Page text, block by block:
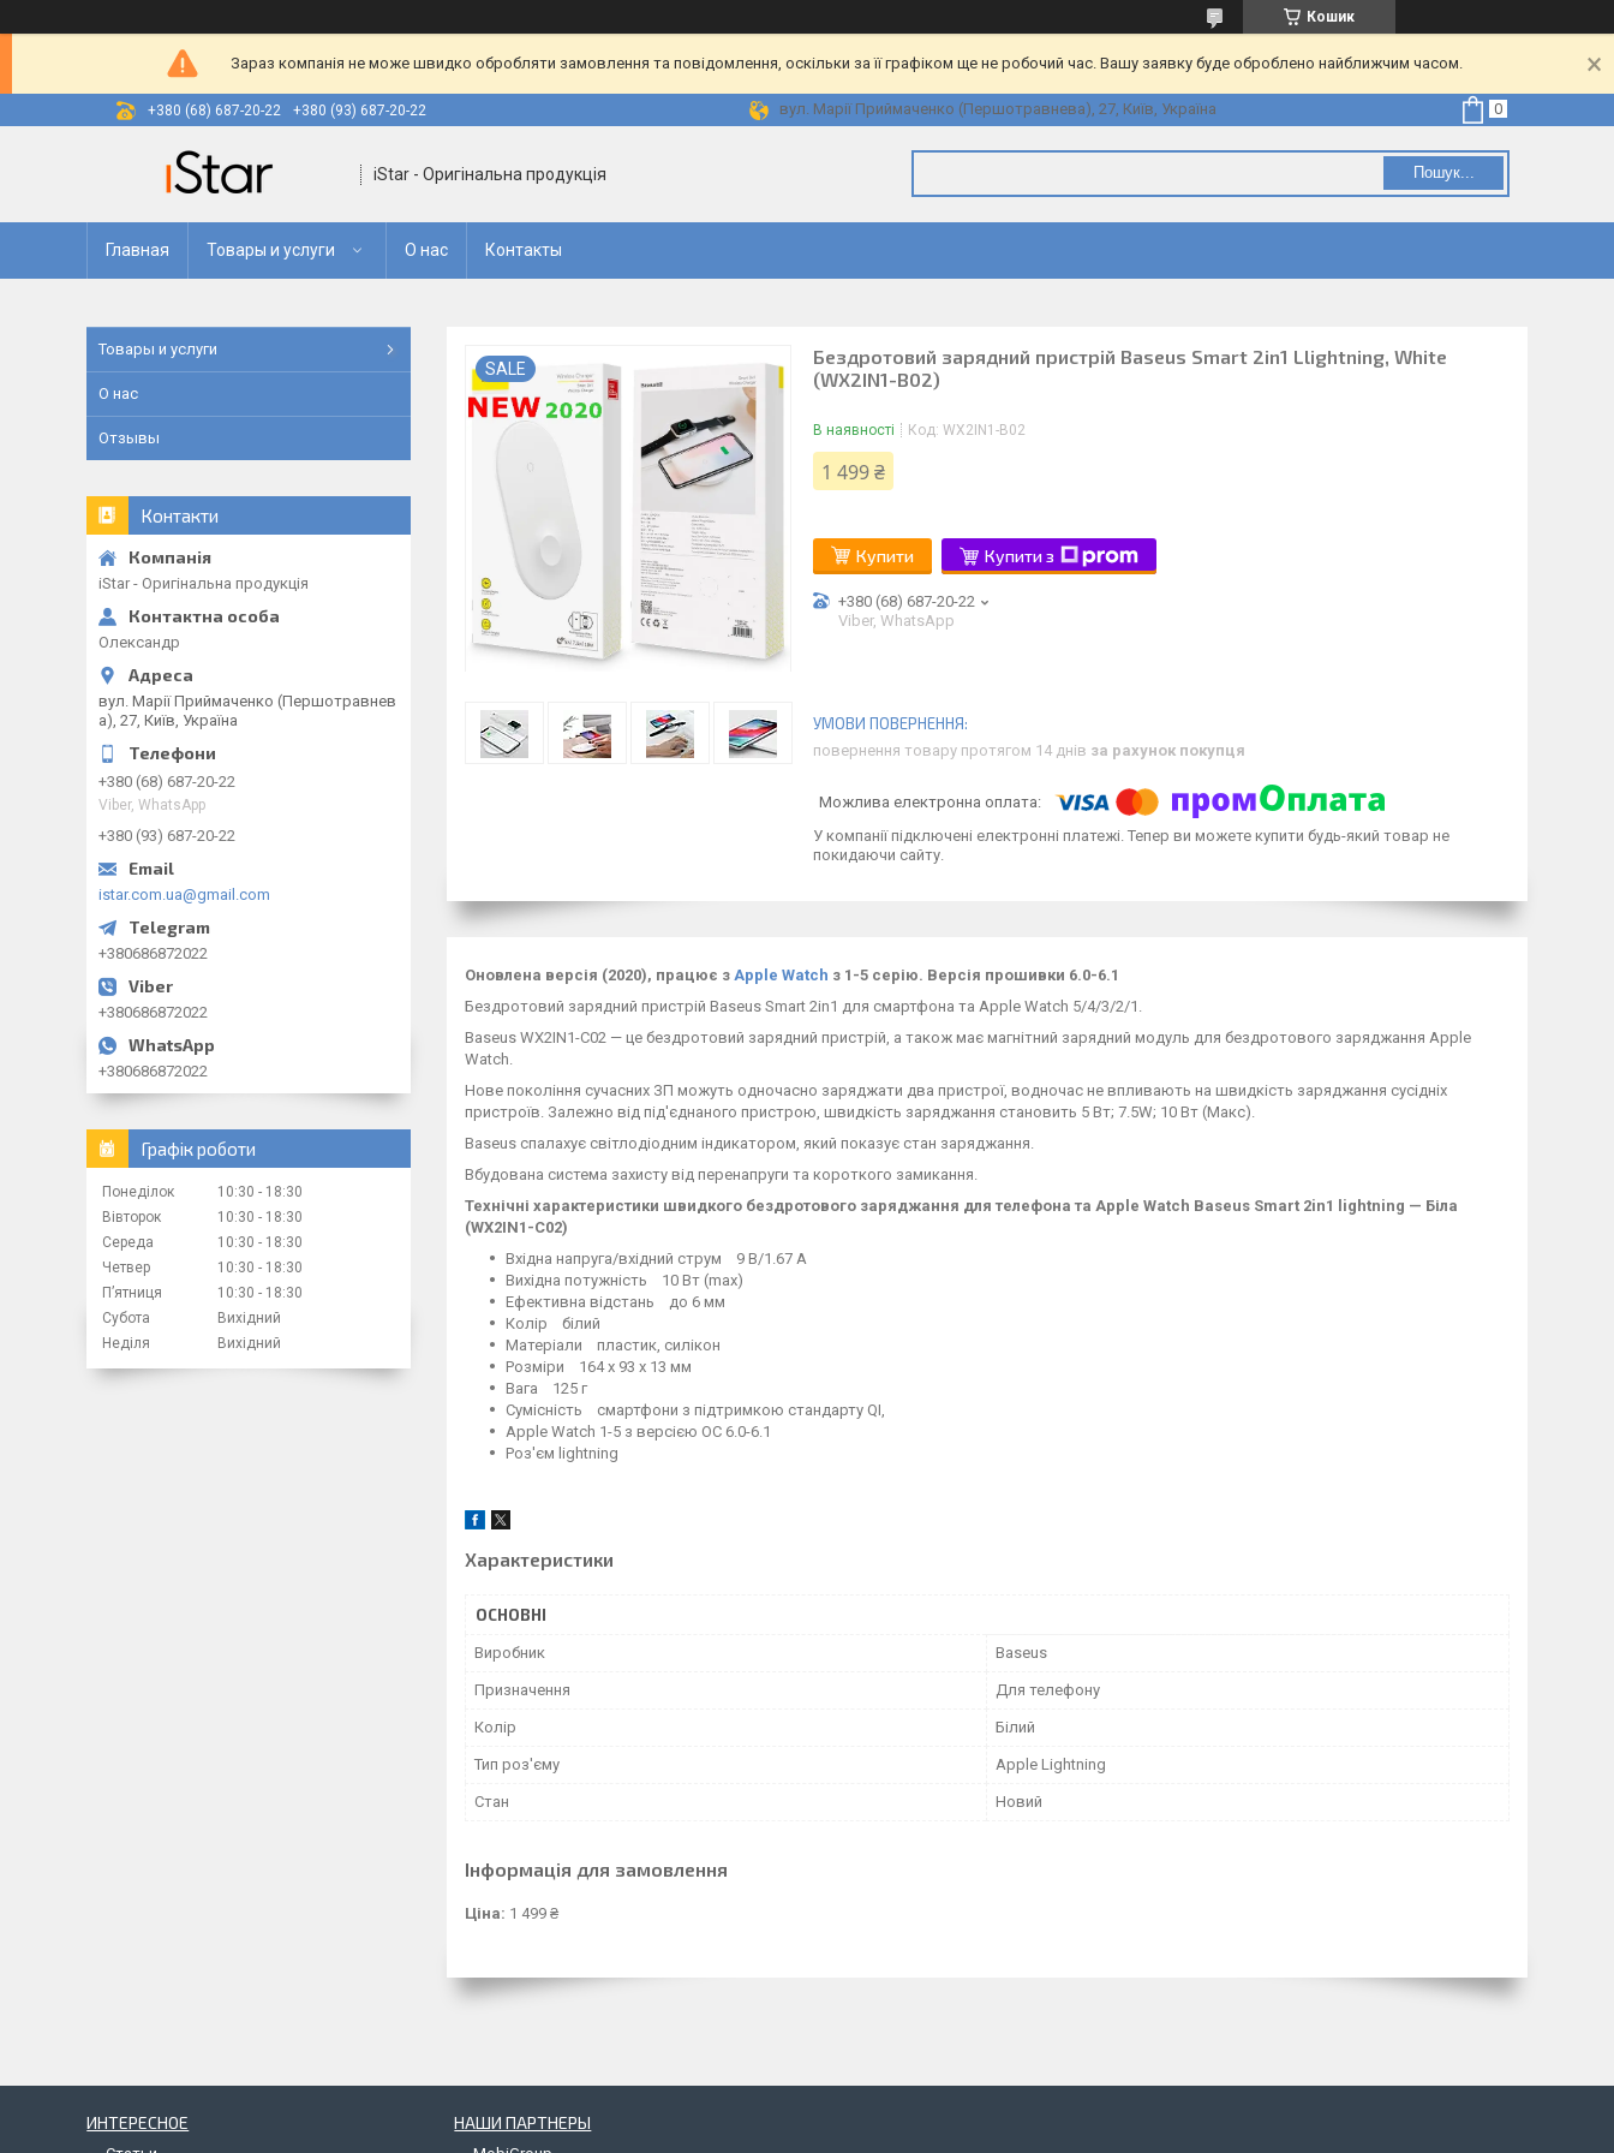
Кошик
Зараз компанія не може швидко обробляти замовлення та повідомлення, оскільки за її графіком ще не робочий час. Вашу заявку буде оброблено найближчим часом.
+380 (68) 687-20-22 +380 (93) 687-20-22 вул. Марії Приймаченко (Першотравнева), 27, Київ, Україна
iStar - Оригінальна продукція Пошук...
Главная Товары и услуги О нас Контакты
SALE
Бездротовий зарядний пристрій Baseus Smart 2in1 Llightning, White
(WX2IN1-B02)
В наявності Код: WX2IN1-B02
1 499 ₴
Купити Купити з
+380 (68) 687-20-22
Viber, WhatsApp
повернення товару протягом 14 днів за рахунок покупця
У компанії підключені електронні платежі. Тепер ви можете купити будь-який товар не
покидаючи сайту.
Оновлена версія (2020), працює з Apple Watch з 1-5 серію. Версія прошивки 6.0-6.1
Бездротовий зарядний пристрій Baseus Smart 2in1 для смартфона та Apple Watch 5/4/3/2/1.
Baseus WX2IN1-C02 — це бездротовий зарядний пристрій, а також має магнітний зарядний модуль для бездротового заряджання Apple
Watch.
Нове покоління сучасних ЗП можуть одночасно заряджати два пристрої, водночас не впливають на швидкість заряджання сусідніх
пристроїв. Залежно від під'єднаного пристрою, швидкість заряджання становить 5 Вт; 7.5W; 10 Вт (Макс).
Baseus спалахує світлодіодним індикатором, який показує стан заряджання.
Вбудована система захисту від перенапруги та короткого замикання.
Технічні характеристики швидкого бездротового заряджання для телефона та Apple Watch Baseus Smart 2in1 lightning — Біла
(WX2IN1-C02)
Вхідна напруга/вхідний струм 9 В/1.67 А
Вихідна потужність 10 Вт (max)
Ефективна відстань до 6 мм
Колір білий
Матеріали пластик, силікон
Розміри 164 х 93 х 13 мм
Вага 125 г
Сумісність смартфони з підтримкою стандарту QI,
Apple Watch 1-5 з версією ОС 6.0-6.1
Роз'єм lightning
Характеристики
ОСНОВНІ
Виробник Baseus
Призначення Для телефону
Колір Білий
Тип роз'єму Apple Lightning
Стан Новий
Інформація для замовлення
Ціна: 1 499 ₴
Товары и услуги
О нас
Отзывы
Контакти
iStar - Оригінальна продукція
Олександр
вул. Марії Приймаченко (Першотравнев
а), 27, Київ, Україна
+380 (68) 687-20-22
Viber, WhatsApp
+380 (93) 687-20-22
istar.com.ua@gmail.com
+380686872022
+380686872022
+380686872022
Графік роботи
Понеділок 10:30
18:30
Вівторок
10:30
18:30
Середа
10:30
18:30
Четвер
10:30
18:30
Пʼятниця
10:30
18:30
Субота
Вихідний
Неділя
Вихідний
ИНТЕРЕСНОЕ НАШИ ПАРТНЕРЫ